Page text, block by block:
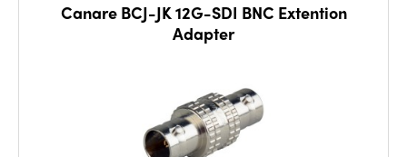
Canare BCJ-JK 12G-SDI BNC Extention
Adapter